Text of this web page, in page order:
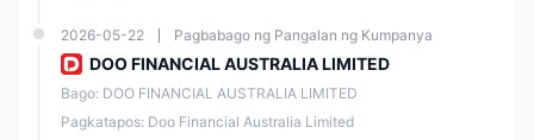
Mga Kalamangan Mga Disadvantage
Nag-ooperate sa ilalim ng
Walang mga detalye sa mga
2026-05-22 Pagbabago ng Pangalan ng Kumpanya
DOO FINANCIAL AUSTRALIA LIMITED
Bago: DOO FINANCIAL AUSTRALIA LIMITED
Pagkatapos: Doo Financial Australia Limited